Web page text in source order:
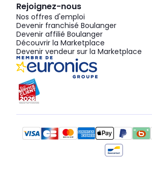
Rejoignez-nous
Nos offres d'emploi
Devenir franchisé Boulanger
Devenir affilié Boulanger
Découvrir la Marketplace
Devenir vendeur sur la Marketplace